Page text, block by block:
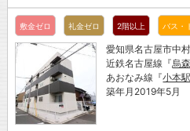
敷金ゼロ 礼金ゼロ 2階以上 バス・
愛知県名古屋市中
近鉄名古屋線『烏
あおなみ線『小本駅
築年月2019年5月